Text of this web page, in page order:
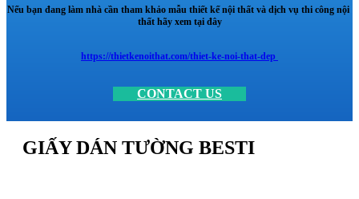
Nếu bạn đang làm nhà cần tham khảo mẫu thiết kế nội thất và dịch vụ thi công nội
thất hãy xem tại đây
https://thietkenoithat.com/thiet-ke-noi-that-dep
CONTACT US
GIẤY DÁN TƯỜNG BESTI